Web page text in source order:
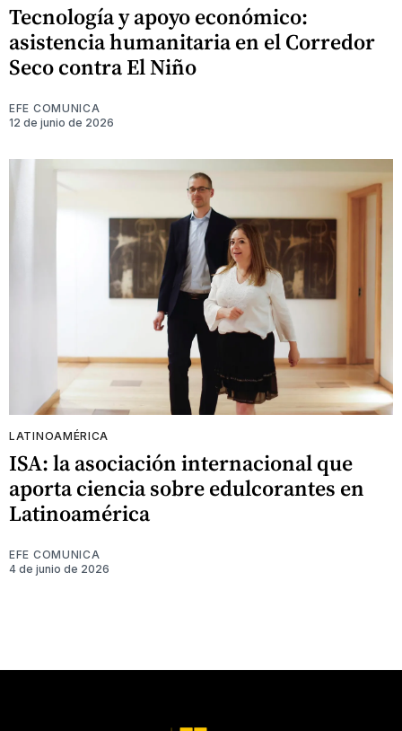
Tecnología y apoyo económico:
asistencia humanitaria en el Corredor
Seco contra El Niño
EFE COMUNICA
12 de junio de 2026
LATINOAMÉRICA
ISA: la asociación internacional que
aporta ciencia sobre edulcorantes en
Latinoamérica
EFE COMUNICA
4 de junio de 2026